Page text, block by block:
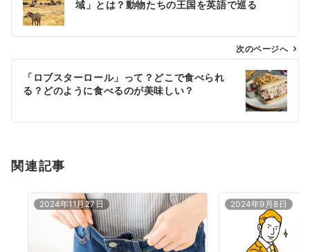
ン
域」とは？動物たちの王国を英語で巡る
次のページへ
「ロブスターロール」って？どこで食べられ
る？どのように食べるのが美味しい？
関連記事
2024年11月27日 2024年9月8日